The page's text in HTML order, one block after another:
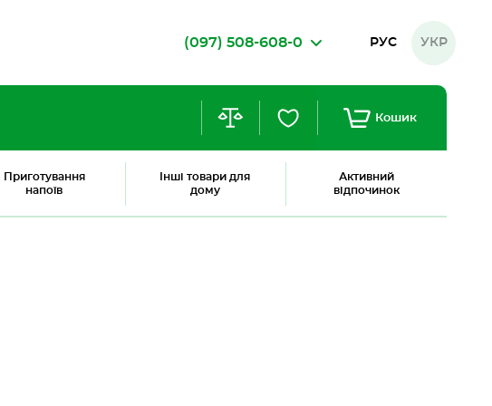
РУС УКР
Приготування
напоїв
Інші товари для
дому
Активний
відпочинок
(097) 508-608-0
Кошик